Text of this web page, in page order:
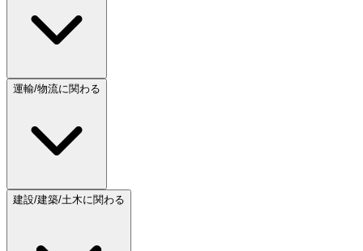
運輸/物流に関わる
建設/建築/土木に関わる